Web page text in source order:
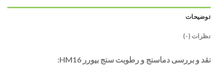
توضیحات
نظرات (۰)
نقد و بررسی دماسنج و رطوبت سنج بیورر HM16: